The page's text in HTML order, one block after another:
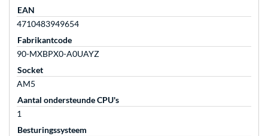
EAN
4710483949654
Fabrikantcode
90-MXBPX0-A0UAYZ
Socket
AM5
Aantal ondersteunde CPU's
1
Besturingssysteem